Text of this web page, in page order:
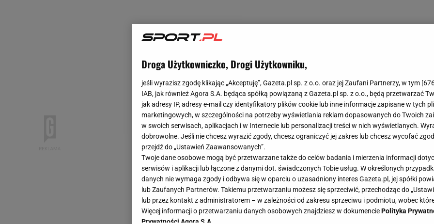
Droga Użytkowniczko, Drogi Użytkowniku,
jeśli wyrazisz zgodę klikając „Akceptuję”, Gazeta.pl sp. z o.o. oraz jej Zaufani Partnerzy, w tym [
IAB, jak również Agora S.A. będąca spółką powiązaną z Gazeta.pl sp. z o.o., będą przetwarzać
jak adresy IP, adresy e-mail czy identyfikatory plików cookie lub inne informacje zapisane w tych
marketingowych, w szczególności na potrzeby wyświetlania reklam dopasowanych do Twoich
w swoich serwisach, aplikacjach i w Internecie lub personalizacji treści w nich wyświetlanych.
dobrowolne. Jeśli nie chcesz wyrazić zgody, chcesz ograniczyć jej zakres lub chcesz wycofać
przejdź do „Ustawień Zaawansowanych”.
Twoje dane osobowe mogą być przetwarzane także do celów badania i mierzenia informacji
serwisów i aplikacji lub łączone z danymi dot. świadczonych Tobie usług. W określonych
danych nie wymaga zgody i odbywa się w oparciu o uzasadniony interes Gazeta.pl, jej spółki
lub Zaufanych Partnerów. Takiemu przetwarzaniu możesz się sprzeciwić, przechodząc do
lub przez kontakt z administratorem – w zależności od zakresu sprzeciwu i podmiotu, wobec
Więcej informacji o przetwarzaniu danych osobowych znajdziesz w dokumenciePolityka
Prywatności Agora S.A.